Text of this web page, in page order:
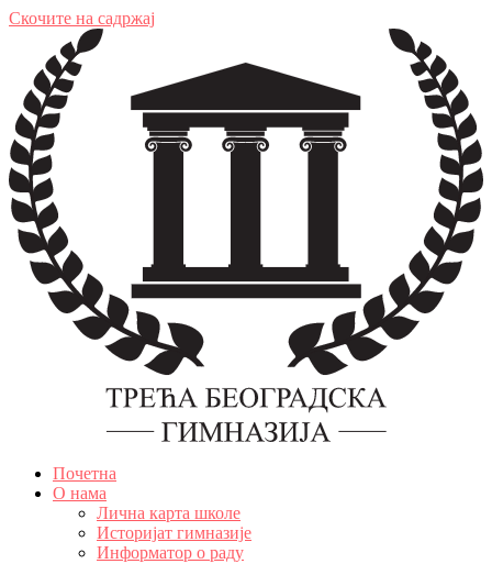
Скочите на садржај
Почетна
О нама
Лична карта школе
Историјат гимназије
Информатор о раду